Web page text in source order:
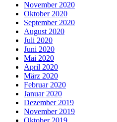
November 2020
Oktober 2020
September 2020
August 2020
Juli 2020
Juni 2020
Mai 2020
April 2020
März 2020
Februar 2020
Januar 2020
Dezember 2019
November 2019